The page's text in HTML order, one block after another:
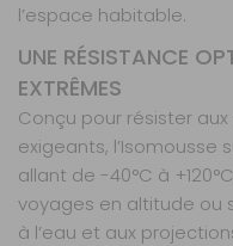
l’espace habitable.
UNE RÉSISTANCE
EXTRÊMES
Conçu pour résister
exigeants,
allant de -40°C à
voyages en altitude ou
à l’eau et aux